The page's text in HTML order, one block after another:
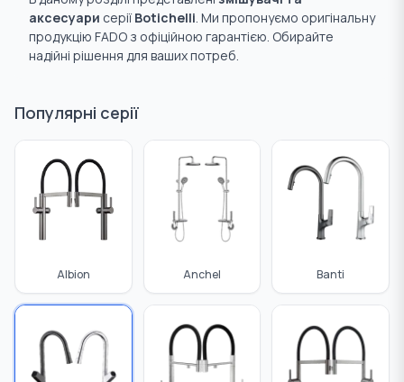
Система "Розумний дім"
Ущільнювальні матеріали
Труби
аксесуари серії Botichelli. Ми пропонуємо оригінальну
продукцію FADO з офіційною гарантією. Обирайте
надійні рішення для ваших потреб.
Популярні серії
Albion Anchel Banti